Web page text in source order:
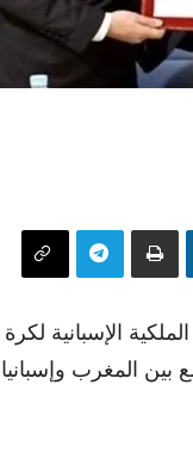
الإسبانية
يجمع بين المغرب